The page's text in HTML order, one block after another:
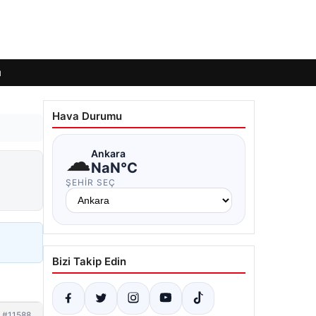
Hava Durumu
☁Ankara
NaN°C
ŞEHIR SEÇ
Bizi Takip Edin